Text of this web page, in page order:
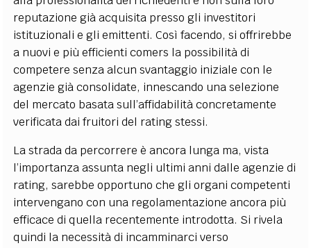
reputazione già acquisita presso gli investitori
istituzionali e gli emittenti. Così facendo, si offrirebbe
a nuovi e più efficienti comers la possibilità di
competere senza alcun svantaggio iniziale con le
agenzie già consolidate, innescando una selezione
del mercato basata sull’affidabilità concretamente
verificata dai fruitori del rating stessi.
La strada da percorrere è ancora lunga ma, vista
l’importanza assunta negli ultimi anni dalle agenzie di
rating, sarebbe opportuno che gli organi competenti
intervengano con una regolamentazione ancora più
efficace di quella recentemente introdotta. Si rivela
quindi la necessità di incamminarci verso